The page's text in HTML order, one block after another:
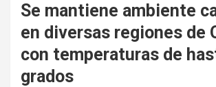
Se mantiene ambiente
en diversas regiones de
con temperaturas de
grados